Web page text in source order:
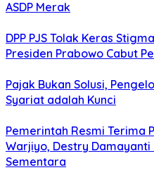
ASDP Merak
DPP PJS Tolak Keras
Presiden Prabowo Cabut
Pajak Bukan Solusi,
Syariat adalah Kunci
Pemerintah Resmi Terima
Warjiyo, Destry Damayanti
Sementara